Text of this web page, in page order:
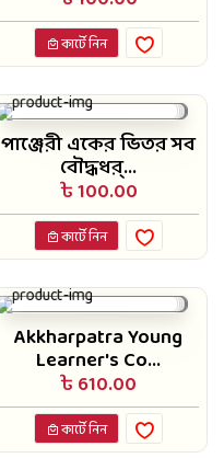
কার্টে নিন
পাঞ্জেরী একের ভিতর সব
বৌদ্ধধর্...
৳ 100.00
কার্টে নিন
Akkharpatra Young
Learner's Co...
৳ 610.00
কার্টে নিন